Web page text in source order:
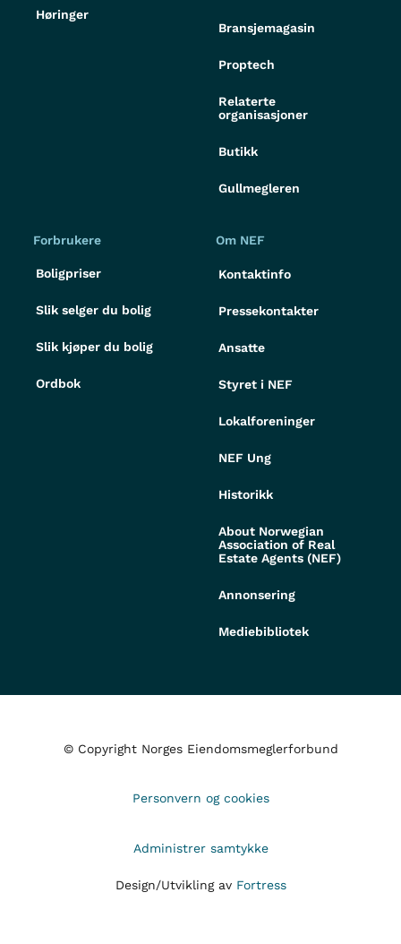
Høringer
Bransjemagasin
Proptech
Relaterte
organisasjoner
Butikk
Gullmegleren
Forbrukere
Boligpriser
Slik selger du bolig
Slik kjøper du bolig
Ordbok
Om NEF
Kontaktinfo
Pressekontakter
Ansatte
Styret i NEF
Lokalforeninger
NEF Ung
Historikk
About Norwegian
Association of Real
Estate Agents (NEF)
Annonsering
Mediebibliotek
© Copyright Norges Eiendomsmeglerforbund
Personvern og cookies
Administrer samtykke
Design/Utvikling av Fortress